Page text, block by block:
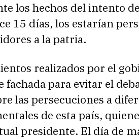
los hechos del intento
15 días, los estarían
a la patria.
realizados por el
para evitar el
las persecuciones a
de esta país,
presidente. El día de